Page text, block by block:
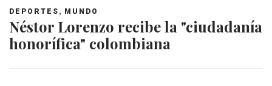
DEPORTES , MUNDO
Néstor Lorenzo recibe la "ciudadanía
honorífica" colombiana